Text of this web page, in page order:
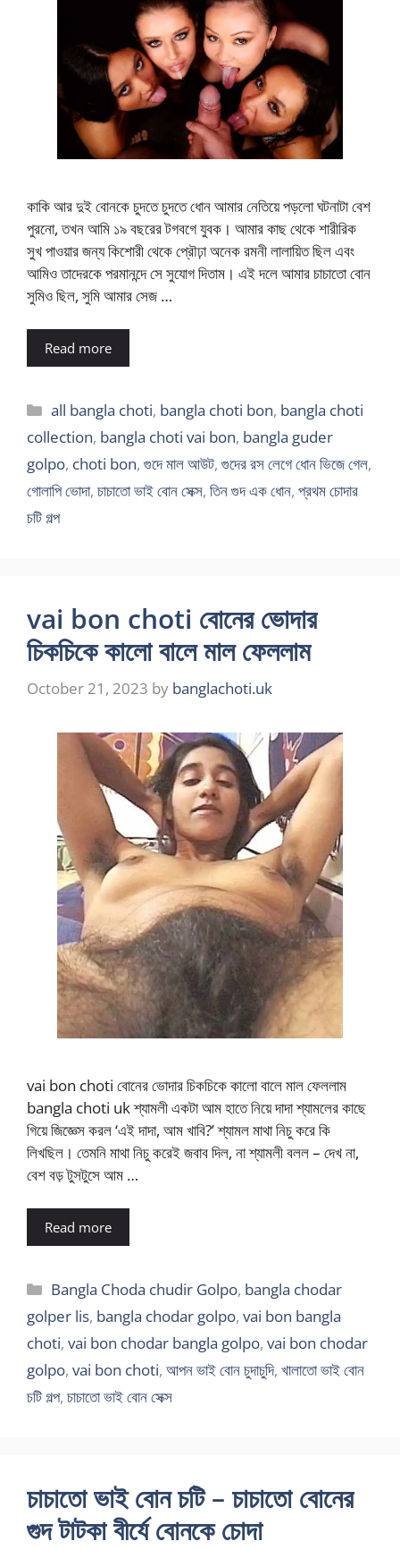
কাকি আর দুই বোনকে চুদতে চুদতে ধোন আমার নেতিয়ে পড়লো ঘটনাটা বেশ
পুরনো, তখন আমি ১৯ বছরের টগবগে যুবক। আমার কাছ থেকে শারীরিক
সুখ পাওয়ার জন্য কিশোরী থেকে প্রৌঢ়া অনেক রমনী লালায়িত ছিল এবং
আমিও তাদেরকে পরমানন্দে সে সুযোগ দিতাম। এই দলে আমার চাচাতো বোন
সুমিও ছিল, সুমি আমার সেজ …
Read more
Categories
all bangla choti, bangla choti bon, bangla choti
collection, bangla choti vai bon, bangla guder
golpo, choti bon, গুদে মাল আউট, গুদের রস লেগে ধোন ভিজে গেল,
গোলাপি ভোদা, চাচাতো ভাই বোন সেক্স, তিন গুদ এক ধোন, প্রথম চোদার
চটি গল্প
vai bon choti বোনের ভোদার
চিকচিকে কালো বালে মাল ফেললাম
October 21, 2023 by banglachoti.uk
vai bon choti বোনের ভোদার চিকচিকে কালো বালে মাল ফেললাম
bangla choti uk শ্যামলী একটা আম হাতে নিয়ে দাদা শ্যামলের কাছে
গিয়ে জিজ্ঞেস করল ‘এই দাদা, আম খাবি?’ শ্যামল মাথা নিচু করে কি
লিখছিল। তেমনি মাথা নিচু করেই জবাব দিল, না শ্যামলী বলল – দেখ না,
বেশ বড় টুসটুসে আম …
Read more
Categories
Bangla Choda chudir Golpo, bangla chodar
golper lis, bangla chodar golpo, vai bon bangla
choti, vai bon chodar bangla golpo, vai bon chodar
golpo, vai bon choti, আপন ভাই বোন চুদাচুদি, খালাতো ভাই বোন
চটি গল্প, চাচাতো ভাই বোন সেক্স
চাচাতো ভাই বোন চটি – চাচাতো বোনের
গুদ টাটকা বীর্যে বোনকে চোদা